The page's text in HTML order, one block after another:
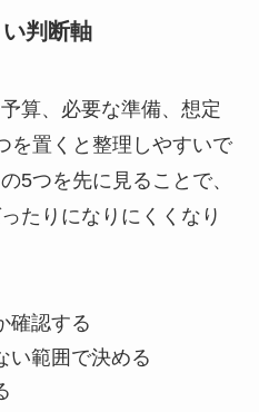
判断軸
算、必要な準備、想定
を置くと整理しやすいで
5つを先に見ることで、
たりになりにくくなり
確認する
い範囲で決める